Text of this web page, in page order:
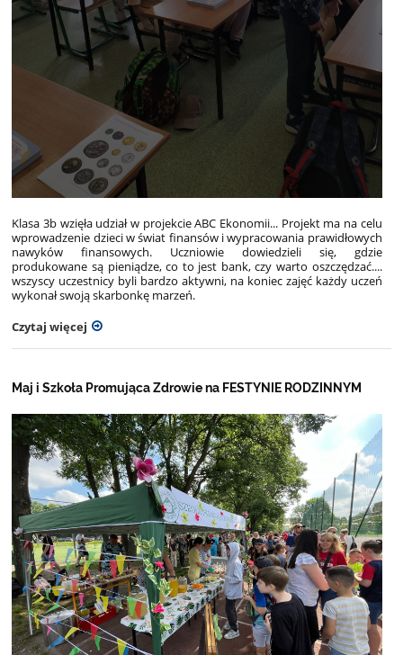
Klasa 3b wzięła udział w projekcie ABC Ekonomii... Projekt ma na celu
wprowadzenie dzieci w świat finansów i wypracowania prawidłowych
nawyków finansowych. Uczniowie dowiedzieli się, gdzie
produkowane są pieniądze, co to jest bank, czy warto oszczędzać....
wszyscy uczestnicy byli bardzo aktywni, na koniec zajęć każdy uczeń
wykonał swoją skarbonkę marzeń.
Czytaj więcej
Maj i Szkoła Promująca Zdrowie na FESTYNIE RODZINNYM